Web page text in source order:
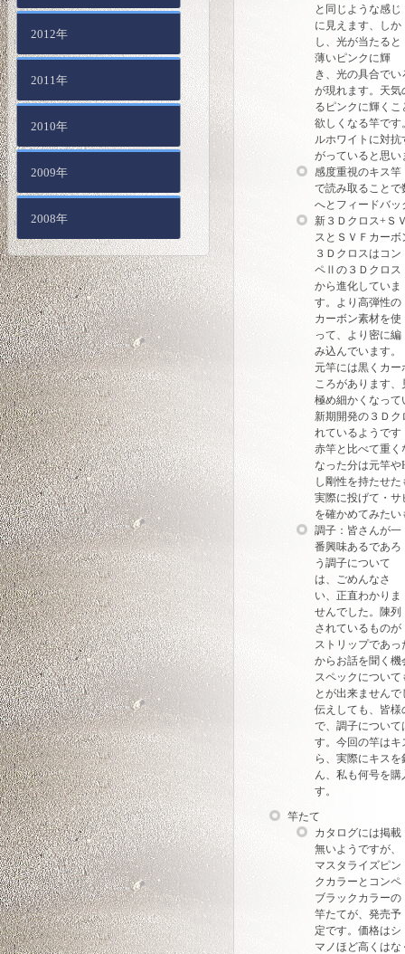
と同じような感じ
に見えます、しか
し、光が当たると
薄いピンクに輝
き、光の具合で
が現れます。天
るピンクに輝く
欲しくなる竿で
ルホワイトに対
がっていると思い
感度重視のキス
で読み取ること
へとフィードバッ
新３Ｄクロス+Ｓ
スとＳＶＦカー
３Ｄクロスはコン
ペⅡの３Ｄクロス
から進化していま
す。より高弾性の
カーボン素材を使
って、より密に編
み込んでいます。
元竿には黒くカ
ころがあります
極め細かくなっ
新期開発の３Ｄ
れているようで
赤竿と比べて重
なった分は元竿
し剛性を持たせ
実際に投げて・
を確かめてみたい
調子：皆さんが一
番興味あるであろ
う調子について
は、ごめんなさ
い、正直わかりま
せんでした。陳列
されているものが
ストリップであ
からお話を聞く
スペックについ
とが出来ません
伝えしても、皆
で、調子につい
す。今回の竿は
ら、実際にキス
ん、私も何号を
す。
竿たて
カタログには掲載
無いようですが、
マスタライズピン
クカラーとコンペ
ブラックカラーの
竿たてが、発売予
定です。価格はシ
マノほど高くは
2012年
2011年
2010年
2009年
2008年